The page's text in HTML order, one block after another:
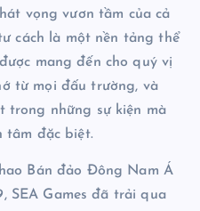
vọng vươn tầm của cả
cách là một nền tảng thể
mang đến cho quý vị
từ mọi đấu trường, và
trong những sự kiện mà
tâm đặc biệt.
Bán đảo Đông Nam Á
SEA Games đã trải qua